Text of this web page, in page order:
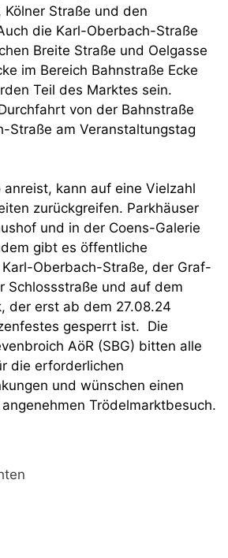
Straße und den
die Karl-Oberbach-Straße
Breite Straße und Oelgasse
im Bereich Bahnstraße Ecke
Teil des Marktes sein.
von der Bahnstraße
Straße am Veranstaltungstag
kann auf eine Vielzahl
zurückgreifen. Parkhäuser
und in der Coens-Galerie
gibt es öffentliche
Oberbach-Straße, der Graf-
Schlossstraße und auf dem
der erst ab dem 27.08.24
gesperrt ist. Die
AöR (SBG) bitten alle
die erforderlichen
und wünschen einen
Trödelmarktbesuch.